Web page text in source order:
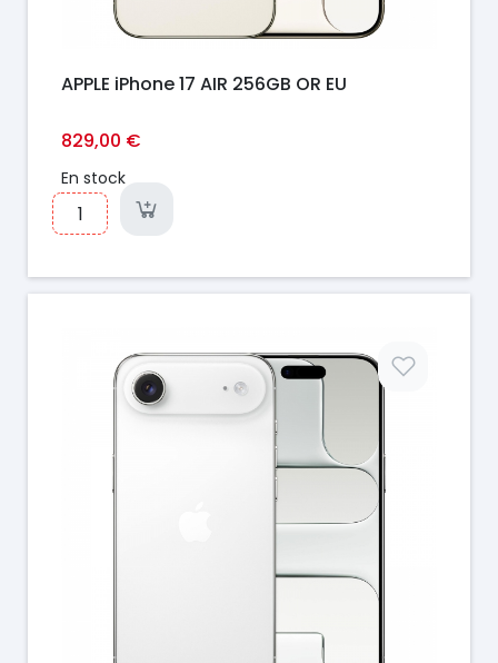
APPLE iPhone 17 AIR 256GB OR EU
829,00 €
En stock